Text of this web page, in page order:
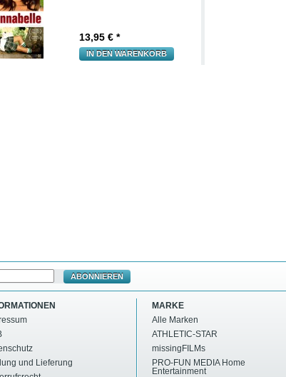
13,95 € *
IN DEN WARENKORB
ABONNIEREN
und Lieferung
MARKE
Alle Marken
ATHLETIC-STAR
missingFILMs
PRO-FUN MEDIA Home
Entertainment